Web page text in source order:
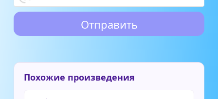
Похожие произведения